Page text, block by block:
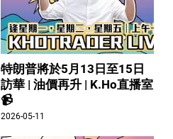
特朗普將於5月13日至15日
訪華 | 油價再升 | K.Ho直播室
📹
2026-05-11